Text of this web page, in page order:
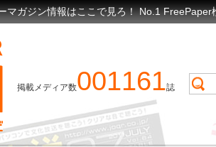
マガジン情報はここで見ろ！ No.1
掲載メディア数001161誌